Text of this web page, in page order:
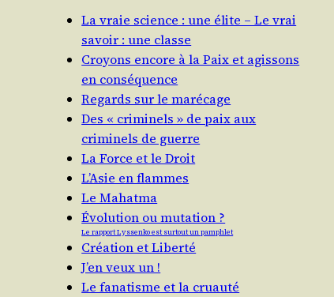
La vraie science : une élite – Le vrai
savoir : une classe
Croyons encore à la Paix et agissons
en conséquence
Regards sur le marécage
Des « criminels » de paix aux
criminels de guerre
La Force et le Droit
L’Asie en flammes
Le Mahatma
Évolution ou mutation ?
Le rapport Lyssenko est surtout un pamphlet
Création et Liberté
J’en veux un !
Le fanatisme et la cruauté